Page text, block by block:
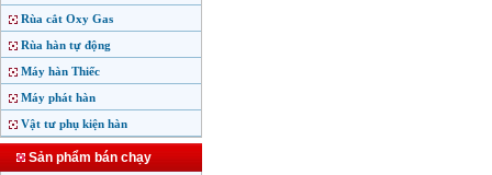
Rùa cắt Oxy Gas
Rùa hàn tự động
Máy hàn Thiếc
Máy phát hàn
Vật tư phụ kiện hàn
Sản phẩm bán chạy